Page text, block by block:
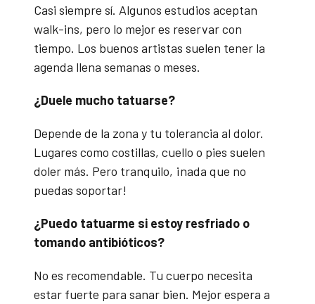
Casi siempre sí. Algunos estudios aceptan
walk-ins, pero lo mejor es reservar con
tiempo. Los buenos artistas suelen tener la
agenda llena semanas o meses.
¿Duele mucho tatuarse?
Depende de la zona y tu tolerancia al dolor.
Lugares como costillas, cuello o pies suelen
doler más. Pero tranquilo, ¡nada que no
puedas soportar!
¿Puedo tatuarme si estoy resfriado o
tomando antibióticos?
No es recomendable. Tu cuerpo necesita
estar fuerte para sanar bien. Mejor espera a